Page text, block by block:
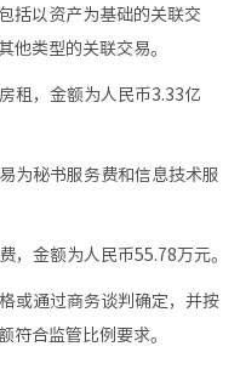
括以资产为基础的关联交
他类型的关联交易。
租，金额为人民币3.33亿
为秘书服务费和信息技术服
， 金额为人民币55.78万元。
或通过商务谈判确定，并按
符合监管比例要求。